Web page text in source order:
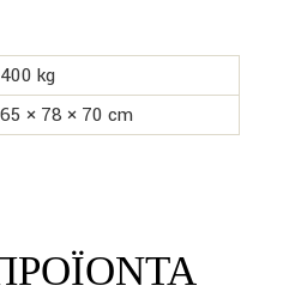
400 kg
65 × 78 × 70 cm